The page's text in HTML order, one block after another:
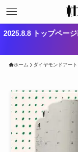
2025.8.8 トップペー
ホーム ダイヤモンドアート